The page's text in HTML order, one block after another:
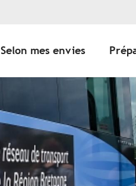
Selon mes envies